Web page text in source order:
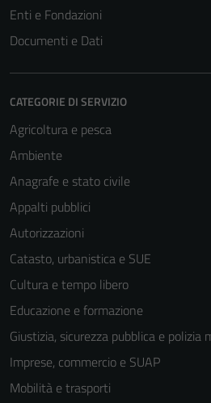
Enti e Fondazioni
Documenti e Dati
CATEGORIE DI SERVIZIO
Agricoltura e pesca
Ambiente
Anagrafe e stato civile
Appalti pubblici
Autorizzazioni
Catasto, urbanistica e SUE
Cultura e tempo libero
Educazione e formazione
Giustizia, sicurezza pubblica e polizia
Imprese, commercio e SUAP
Mobilità e trasporti